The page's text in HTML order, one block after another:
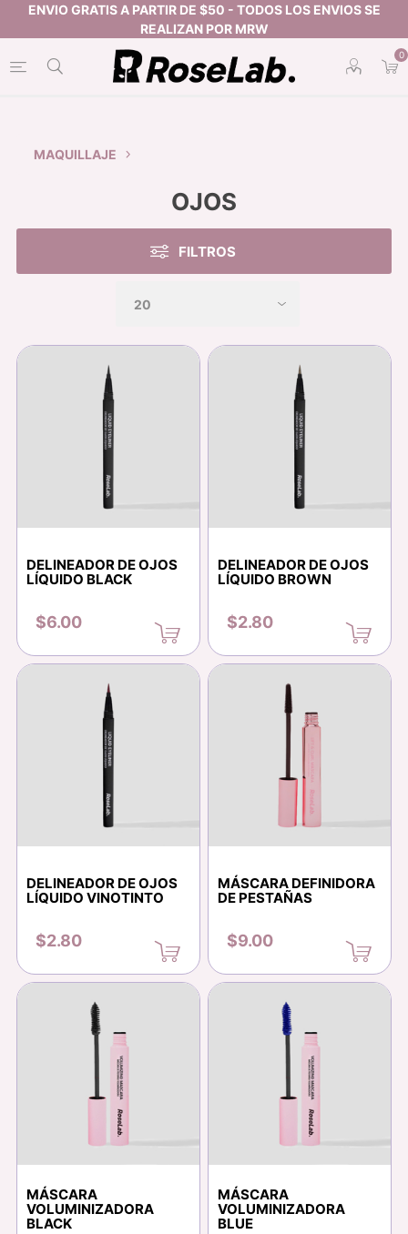
0
MAQUILLAJE
OJOS
FILTROS
DELINEADOR DE OJOS
LÍQUIDO BLACK
$6.00
DELINEADOR DE OJOS
LÍQUIDO BROWN
$2.80
DELINEADOR DE OJOS
LÍQUIDO VINOTINTO
$2.80
MÁSCARA DEFINIDORA
DE PESTAÑAS
$9.00
MÁSCARA
VOLUMINIZADORA
BLACK
MÁSCARA
VOLUMINIZADORA
BLUE